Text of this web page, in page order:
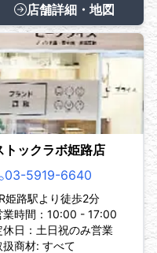
店舗詳細・地図
トックラボ姫路店
03-5919-6640
姫路駅より徒歩2分
業時間：10:00 - 17:00
休日：土日祝のみ営業
扱商材: すべて